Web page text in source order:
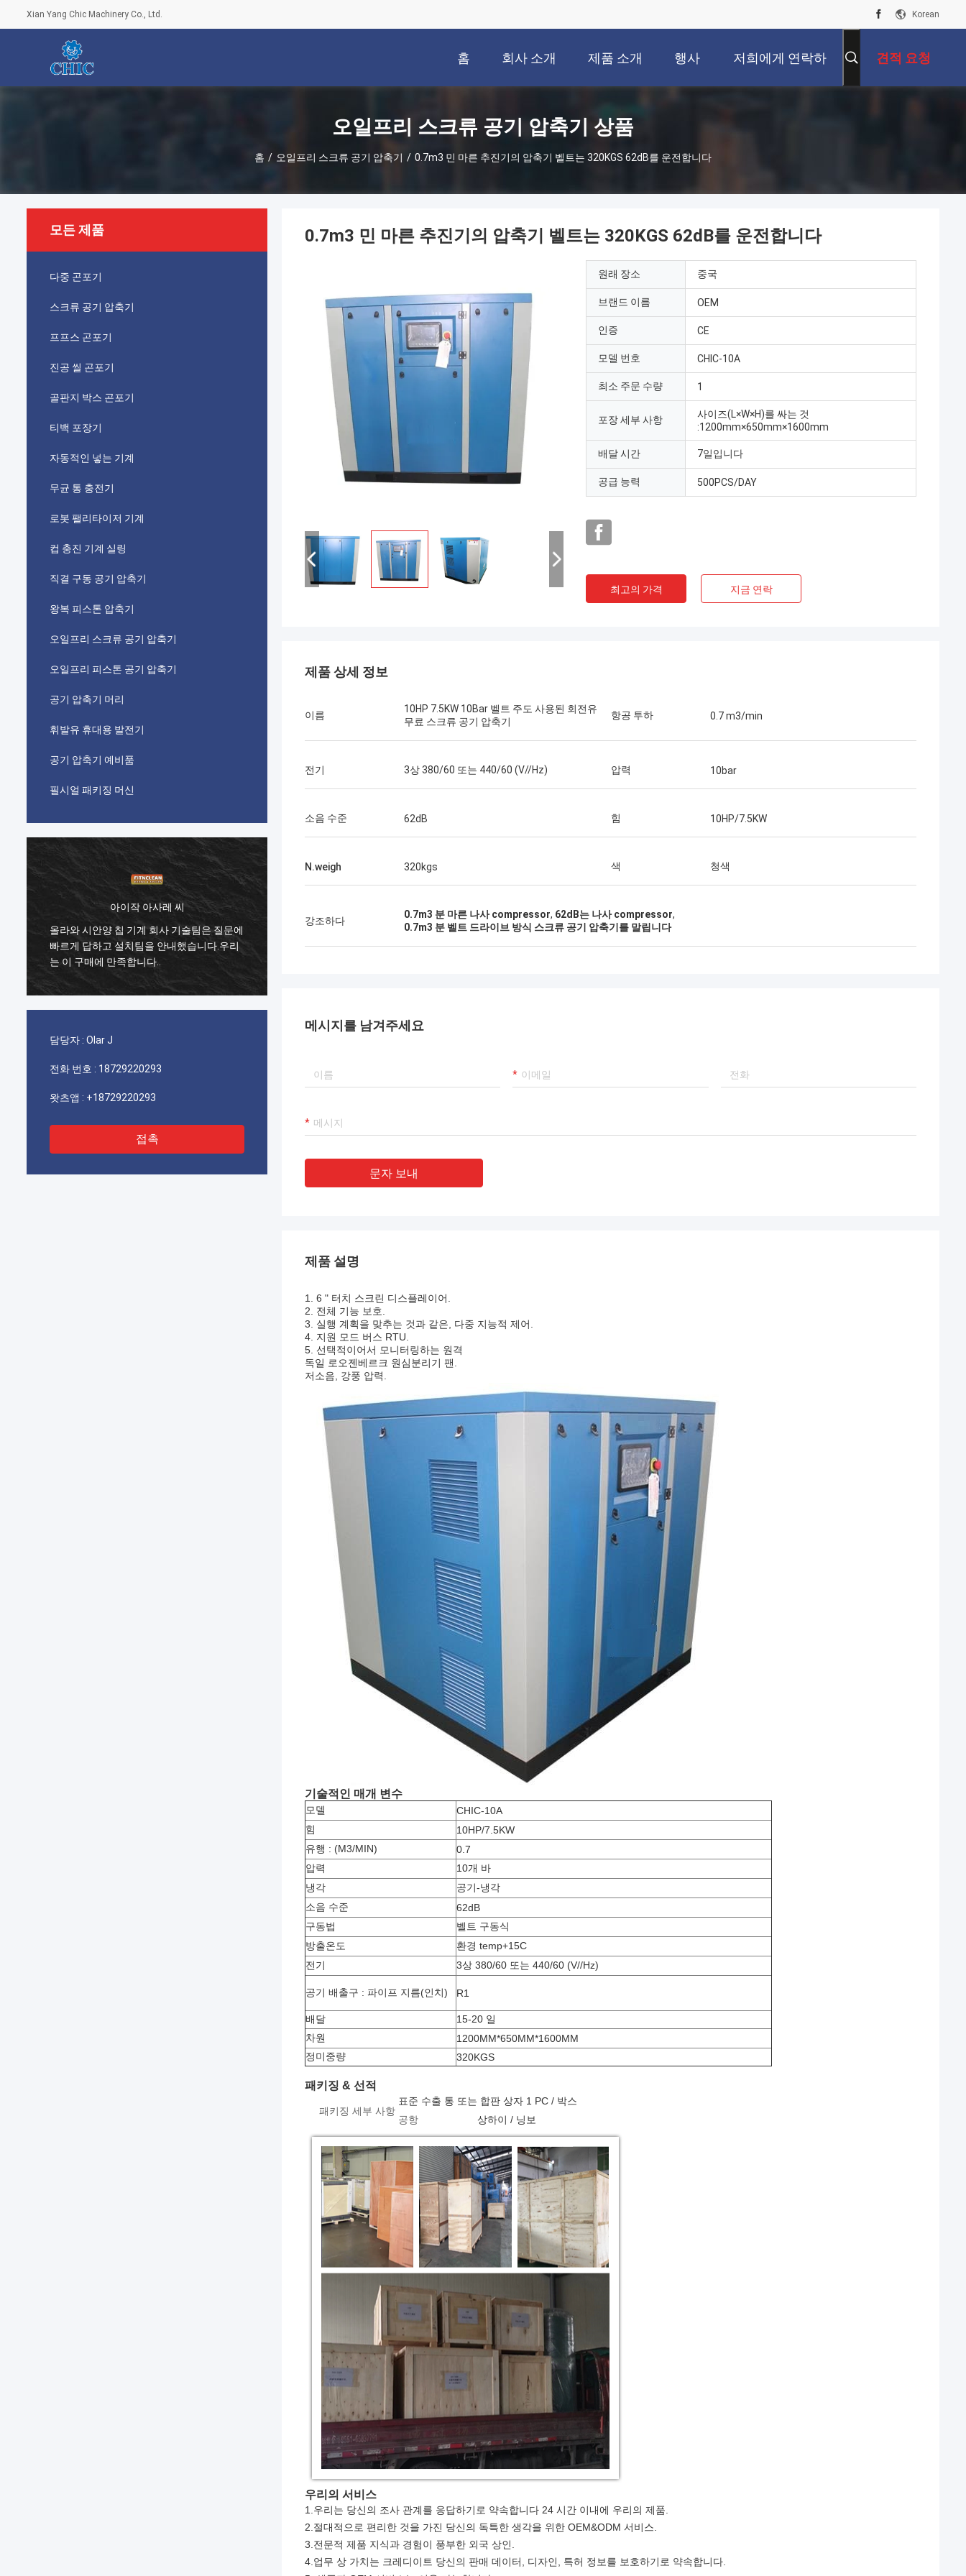
Xian Yang Chic Machinery Co., Ltd. Korean
홈 회사 소개 제품 소개 행사 저희에게 연락하 견적 요청
오일프리 스크류 공기 압축기 상품
홈 / 오일프리 스크류 공기 압축기 / 0.7m3 민 마른 추진기의 압축기 벨트는 320KGS 62dB를 운전합니다
모든 제품
다중 곤포기
스크류 공기 압축기
프프스 곤포기
진공 씰 곤포기
골판지 박스 곤포기
티백 포장기
자동적인 넣는 기계
무균 통 충전기
로봇 팰리타이저 기계
컵 충진 기계 실링
직결 구동 공기 압축기
왕복 피스톤 압축기
오일프리 스크류 공기 압축기
오일프리 피스톤 공기 압축기
공기 압축기 머리
휘발유 휴대용 발전기
공기 압축기 예비품
필시얼 패키징 머신
아이작 아사레 씨
올라와 시안양 칩 기계 회사 기술팀은 질문에
빠르게 답하고 설치팀을 안내했습니다.우리
는 이 구매에 만족합니다..
올라와 시안양 칩 기계 회사 기술팀은 질문에
빠르게 답하고 설치팀을 안내했습니다.우리
담당자 : Olar J
전화 번호 : 18729220293
왓츠앱 : +18729220293
접촉
0.7m3 민 마른 추진기의 압축기 벨트는 320KGS 62dB를 운전합니다
원래 장소 중국
브랜드 이름 OEM
인증 CE
모델 번호 CHIC-10A
최소 주문 수량 1
포장 세부 사항
사이즈(L×W×H)를 싸는 것
:1200mm×650mm×1600mm
배달 시간 7일입니다
공급 능력 500PCS/DAY
최고의 가격 지금 연락
제품 상세 정보
이름
10HP 7.5KW 10Bar 벨트 주도 사용된 회전유
무료 스크류 공기 압축기
항공 투하 0.7 m3/min
전기 3상 380/60 또는 440/60 (V//Hz) 압력 10bar
소음 수준 62dB 힘 10HP/7.5KW
N.weigh 320kgs 색 청색
강조하다
0.7m3 분 마른 나사 compressor, 62dB는 나사 compressor,
0.7m3 분 벨트 드라이브 방식 스크류 공기 압축기를 말립니다
메시지를 남겨주세요
문자 보내
제품 설명
1. 6 " 터치 스크린 디스플레이어.
2. 전체 기능 보호.
3. 실행 계획을 맞추는 것과 같은, 다중 지능적 제어.
4. 지원 모드 버스 RTU.
5. 선택적이어서 모니터링하는 원격
독일 로오젠베르크 원심분리기 팬.
저소음, 강풍 압력.
기술적인 매개 변수
모델
CHIC-10A
힘
10HP/7.5KW
유행 : (M3/MIN)
0.7
압력
10개 바
냉각
공기-냉각
소음 수준
62dB
구동법
벨트 구동식
방출온도
환경 temp+15C
전기
3상 380/60 또는 440/60 (V//Hz)
공기 배출구 : 파이프 지름(인치) R1
배달
15-20 일
차원
1200MM*650MM*1600MM
정미중량
320KGS
패키징 & 선적
패키징 세부 사항
표준 수출 통 또는 합판 상자 1 PC / 박스
공항
상하이 / 닝보
우리의 서비스
1.우리는 당신의 조사 관계를 응답하기로 약속합니다 24 시간 이내에 우리의 제품.
2.절대적으로 편리한 것을 가진 당신의 독특한 생각을 위한 OEM&ODM 서비스.
3.전문적 제품 지식과 경험이 풍부한 외국 상인.
4.업무 상 가치는 크레디이트 당신의 판매 데이터, 디자인, 특허 정보를 보호하기로 약속합니다.